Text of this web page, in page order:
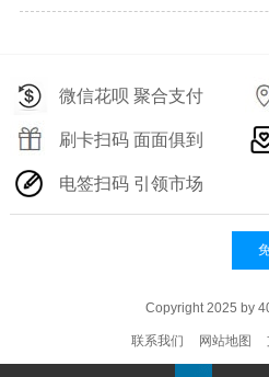
微信花呗 聚合支付
刷卡扫码 面面俱到
电签扫码 引领市场
Copyright 2025 by
联系我们 网站地图